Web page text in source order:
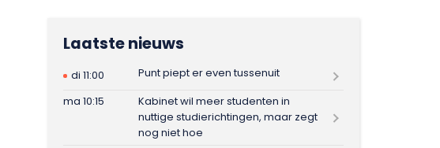
Laatste nieuws
di 11:00
Punt piept er even tussenuit
ma 10:15
Kabinet wil meer studenten in
nuttige studierichtingen, maar zegt
nog niet hoe